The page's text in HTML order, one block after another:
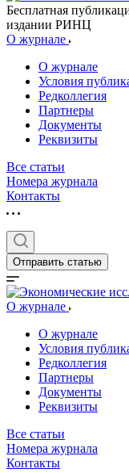
Бесплатная
издании РИНЦ
О журнале
О журнале
Условия
Редколлегия
Партнеры
Документы
Реквизиты
Все статьи
Номера журнала
Контакты
Отправить статью
О журнале
О журнале
Условия
Редколлегия
Партнеры
Документы
Реквизиты
Все статьи
Номера журнала
Контакты